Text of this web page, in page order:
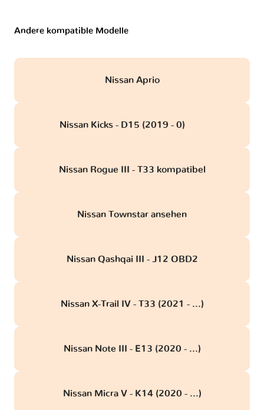
Andere kompatible Modelle
Nissan Aprio
Nissan Kicks - D15 (2019 - 0)
Nissan Rogue III - T33 kompatibel
Nissan Townstar ansehen
Nissan Qashqai III - J12 OBD2
Nissan X-Trail IV - T33 (2021 - ...)
Nissan Note III - E13 (2020 - ...)
Nissan Micra V - K14 (2020 - ...)